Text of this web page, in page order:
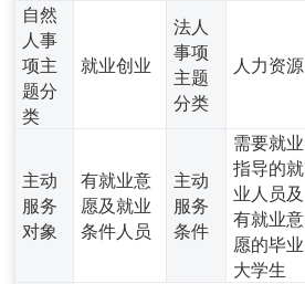
自然
人事
项主
题分
类
就业创业
法人
事项
主题
分类
人力资源
主动
服务
对象
有就业意
愿及就业
条件人员
主动
服务
条件
需要就业
指导的就
业人员及
有就业意
愿的毕业
大学生